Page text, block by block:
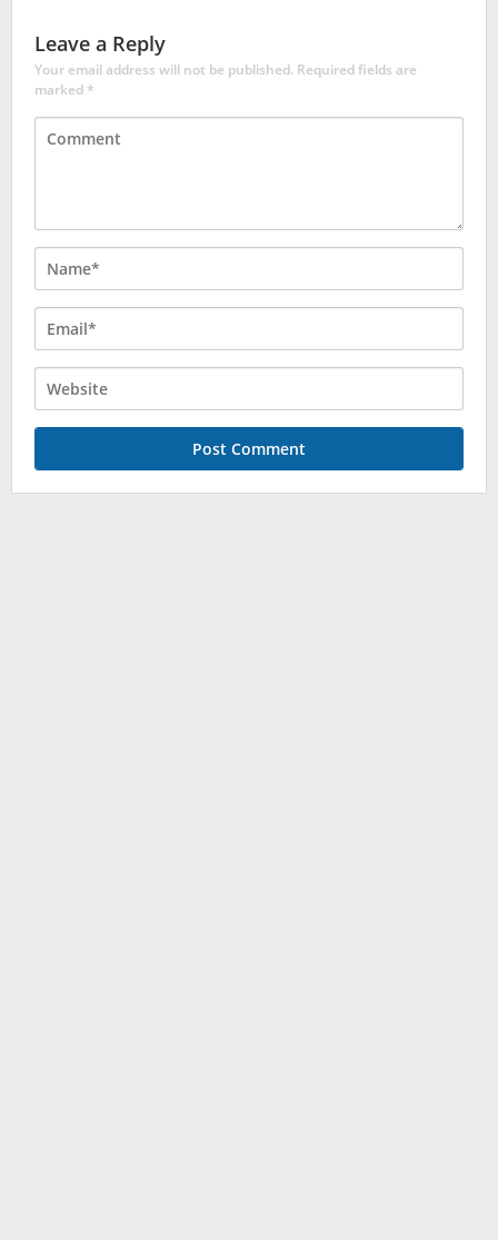
Leave a Reply
Your email address will not be published. Required fields are
marked*